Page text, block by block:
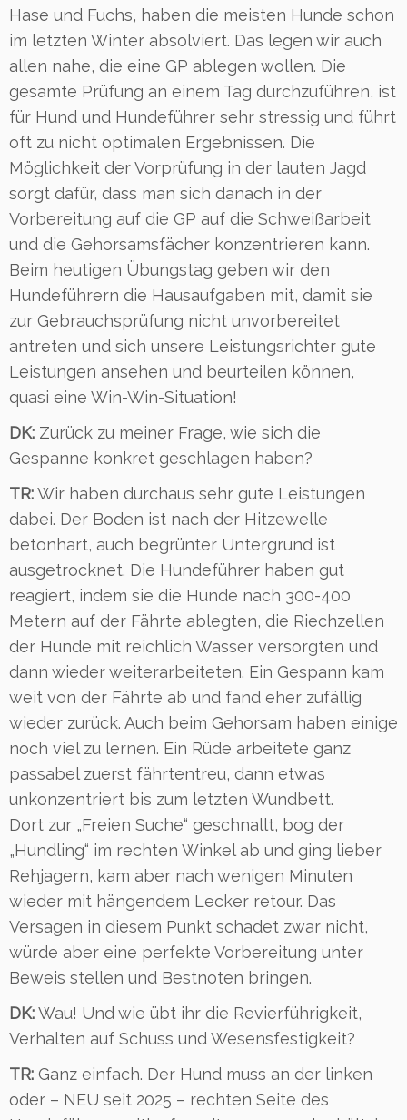
Hase und Fuchs, haben die meisten Hunde schon
im letzten Winter absolviert. Das legen wir auch
allen nahe, die eine GP ablegen wollen. Die
gesamte Prüfung an einem Tag durchzuführen, ist
für Hund und Hundeführer sehr stressig und führt
oft zu nicht optimalen Ergebnissen. Die
Möglichkeit der Vorprüfung in der lauten Jagd
sorgt dafür, dass man sich danach in der
Vorbereitung auf die GP auf die Schweißarbeit
und die Gehorsamsfächer konzentrieren kann.
Beim heutigen Übungstag geben wir den
Hundeführern die Hausaufgaben mit, damit sie
zur Gebrauchsprüfung nicht unvorbereitet
antreten und sich unsere Leistungsrichter gute
Leistungen ansehen und beurteilen können,
quasi eine Win-Win-Situation!
DK: Zurück zu meiner Frage, wie sich die
Gespanne konkret geschlagen haben?
TR:Wir haben durchaus sehr gute Leistungen
dabei. Der Boden ist nach der Hitzewelle
betonhart, auch begrünter Untergrund ist
ausgetrocknet. Die Hundeführer haben gut
reagiert, indem sie die Hunde nach 300-400
Metern auf der Fährte ablegten, die Riechzellen
der Hunde mit reichlich Wasser versorgten und
dann wieder weiterarbeiteten. Ein Gespann kam
weit von der Fährte ab und fand eher zufällig
wieder zurück. Auch beim Gehorsam haben einige
noch viel zu lernen. Ein Rüde arbeitete ganz
passabel zuerst fährtentreu, dann etwas
unkonzentriert bis zum letzten Wundbett.
Dort zur „Freien Suche“ geschnallt, bog der
„Hundling“ im rechten Winkel ab und ging lieber
Rehjagern, kam aber nach wenigen Minuten
wieder mit hängendem Lecker retour. Das
Versagen in diesem Punkt schadet zwar nicht,
würde aber eine perfekte Vorbereitung unter
Beweis stellen und Bestnoten bringen.
DK:Wau! Und wie übt ihr die Revierführigkeit,
Verhalten auf Schuss und Wesensfestigkeit?
TR: Ganz einfach. Der Hund muss an der linken
oder – NEU seit 2025 – rechten Seite des